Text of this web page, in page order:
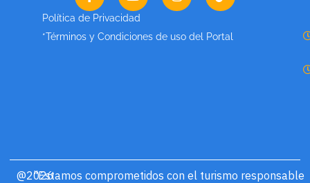
Política de Privacidad
*Términos y Condiciones de uso del Portal
@2026
"Estamos comprometidos con el turismo responsable